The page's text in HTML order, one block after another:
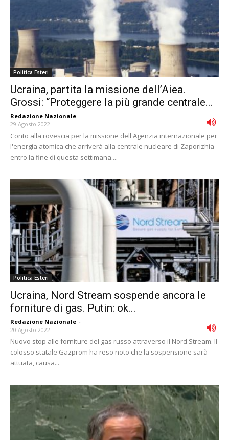
Politica Esteri
Ucraina, partita la missione dell’Aiea.
Grossi: “Proteggere la più grande centrale...
Redazione Nazionale -
29 Agosto 2022
Conto alla rovescia per la missione dell'Agenzia internazionale per
l'energia atomica che arriverà alla centrale nucleare di Zaporizhia
entro la fine di questa settimana....
Politica Esteri
Ucraina, Nord Stream sospende ancora le
forniture di gas. Putin: ok...
Redazione Nazionale -
20 Agosto 2022
Nuovo stop alle forniture del gas russo attraverso il Nord Stream. Il
colosso statale Gazprom ha reso noto che la sospensione sarà
attuata, causa...